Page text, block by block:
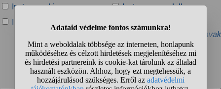
Instagram Live
Instagram modell
» További kapcsolódó kulcsszavak
Talált kérdések:
1 2 3 4 ... ❯ ❯❯